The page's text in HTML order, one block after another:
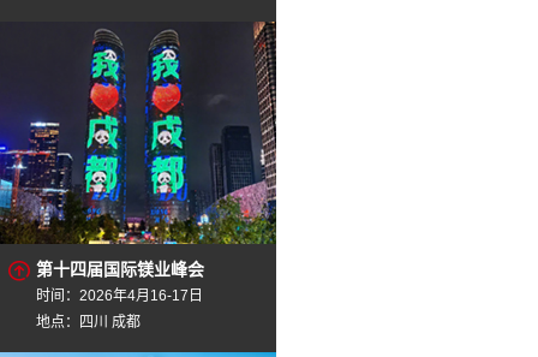
第十四届国际镁业峰会
时间：2026年4月16-17日
地点：四川 成都